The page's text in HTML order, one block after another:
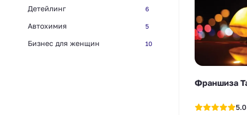
Детейлинг 6
Автохимия 5
Бизнес для женщин 10
Франшиза
5.0